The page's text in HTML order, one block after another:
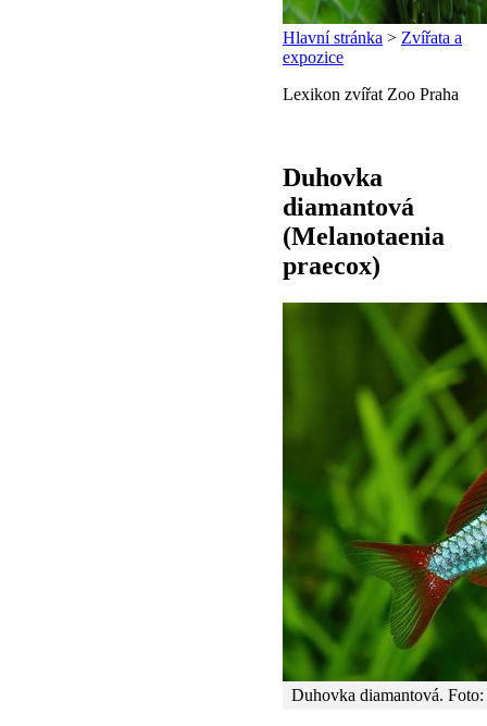
Hlavní stránka > Zvířata a
expozice
Lexikon zvířat Zoo Praha
Duhovka
diamantová
(Melanotaenia
praecox)
Duhovka diamantová. Foto: